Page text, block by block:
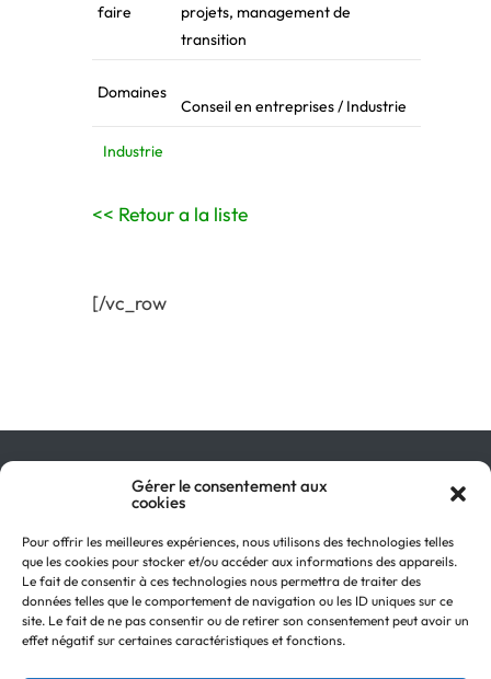
Gérer le consentement aux
cookies
Pour offrir les meilleures expériences, nous utilisons des technologies telles
que les cookies pour stocker et/ou accéder aux informations des appareils.
Le fait de consentir à ces technologies nous permettra de traiter des
données telles que le comportement de navigation ou les ID uniques sur ce
site. Le fait de ne pas consentir ou de retirer son consentement peut avoir un
effet négatif sur certaines caractéristiques et fonctions.
faire
projets, management de
transition
Domaines
Conseil en entreprises / Industrie
Industrie
<< Retour a la liste
[/vc_row
Qu’est-ce que le GIR ?
Pourquoi adhérer ?
On parle de nous !
Actualités
Contactez-nous
Recevez notre Newsletter
Recrutements
Retour en
haut